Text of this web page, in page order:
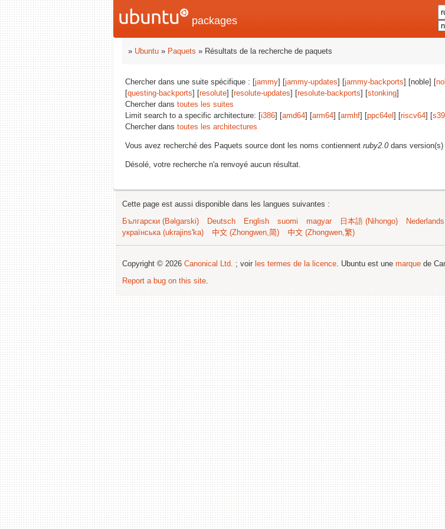
packages
» Ubuntu » Paquets » Résultats de la recherche de paquets
Chercher dans une suite spécifique : [jammy] [jammy-updates] [jammy-backports] [noble] [
[questing-backports] [resolute] [resolute-updates] [resolute-backports] [stonking]
Chercher dans toutes les suites
Limit search to a specific architecture: [i386] [amd64] [arm64] [armhf] [ppc64el ] [riscv64] [
Chercher dans toutes les architectures
Vous avez recherché des Paquets source dont les noms contiennent ruby2.0 dans version(s)
Désolé, votre recherche n'a renvoyé aucun résultat.
Cette page est aussi disponible dans les langues suivantes :
Български (Bəlgarski)
Deutsch English suomi magyar 日本語 (Nihongo) Nederlands
українська (ukrajins'ka)
中文 (Zhongwen,简) 中文 (Zhongwen,繁)
Copyright © 2026 Canonical Ltd. ; voir les termes de la licence. Ubuntu est une marque de
Report a bug on this site.